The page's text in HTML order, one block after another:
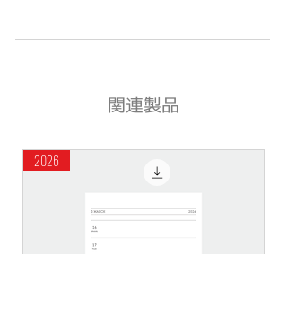
関連製品
2026